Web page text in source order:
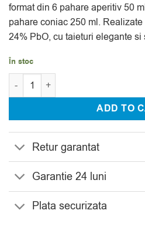
format din 6 pahare aperitiv 50
pahare coniac 250 ml.
24% PbO, cu taieturi elegante si
În stoc
Cantitate Set 18 Pahare Vin,
ADD TO
Retur garantat
Garantie 24 luni
Plata securizata